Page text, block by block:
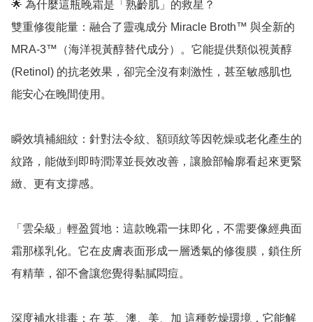
🌟 為什麼這瓶晚霜是「熟齡肌」的救星？
雙重修復能量：融合了靈魂成分 Miracle Broth™ 與全新的
MRA-3™（海洋視黃醇替代成分）。它能提供類似視黃醇
(Retinol) 的抗老效果，卻完全沒有刺激性，甚至敏感肌也
能安心在晚間使用。
瞬效填補細紋：針對法令紋、額頭紋等因乾燥或老化產生的
紋路，能做到即時潤澤並長效改善，讓臉部輪廓看起來更緊
緻、更有支撐感。
「雲朵級」輕盈質地：這款晚霜一抹即化，不需要像經典面
霜那樣乳化。它在皮膚表面形成一層透氣的修復膜，鎖住所
有精華，卻不會讓您覺得黏膩悶痘。
深度補水排毒：在 英、澳、美、加 這種乾燥環境，它能解